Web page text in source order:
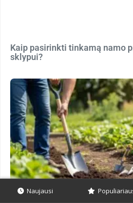
Kaip pasirinkti tinkamą namo
sklypui?
Naujausi